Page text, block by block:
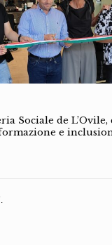
Sociale de L’Ovile,
e